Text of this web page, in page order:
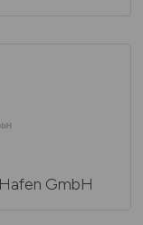
GmbH